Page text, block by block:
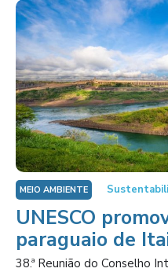
MEIO AMBIENTE
UNESCO
paraguaio de
38.ª Reunião do Conselho